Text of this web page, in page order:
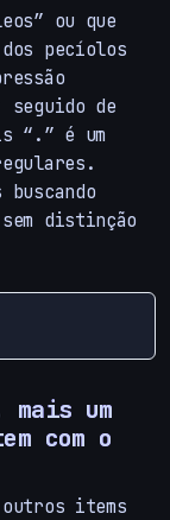
ou que
pecíolos
de
“.” é um
distinção
um
com o
items